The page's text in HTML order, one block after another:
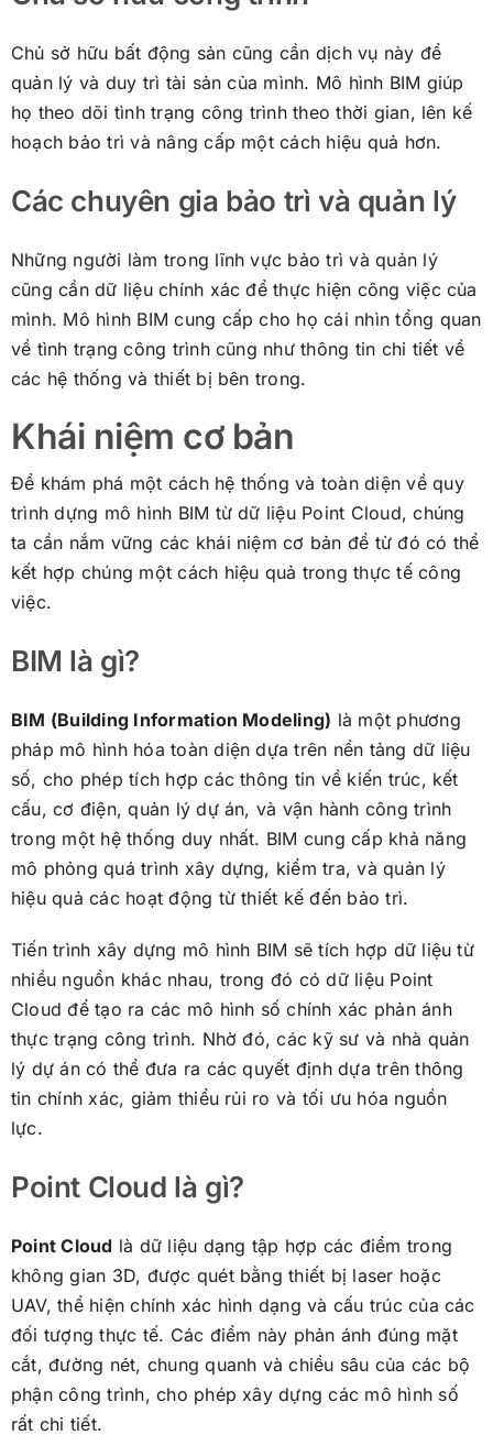
Chủ sở hữu bất động sản cũng cần dịch vụ này để
quản lý và duy trì tài sản của mình. Mô hình BIM giúp
họ theo dõi tình trạng công trình theo thời gian, lên kế
hoạch bảo trì và nâng cấp một cách hiệu quả hơn.
Các chuyên gia bảo trì và quản lý
Những người làm trong lĩnh vực bảo trì và quản lý
cũng cần dữ liệu chính xác để thực hiện công việc của
mình. Mô hình BIM cung cấp cho họ cái nhìn tổng quan
về tình trạng công trình cũng như thông tin chi tiết về
các hệ thống và thiết bị bên trong.
Khái niệm cơ bản
Để khám phá một cách hệ thống và toàn diện về quy
trình dựng mô hình BIM từ dữ liệu Point Cloud, chúng
ta cần nắm vững các khái niệm cơ bản để từ đó có thể
kết hợp chúng một cách hiệu quả trong thực tế công
việc.
BIM là gì?
BIM (Building Information Modeling) là một phương
pháp mô hình hóa toàn diện dựa trên nền tảng dữ liệu
số, cho phép tích hợp các thông tin về kiến trúc, kết
cấu, cơ điện, quản lý dự án, và vận hành công trình
trong một hệ thống duy nhất. BIM cung cấp khả năng
mô phỏng quá trình xây dựng, kiểm tra, và quản lý
hiệu quả các hoạt động từ thiết kế đến bảo trì.
Tiến trình xây dựng mô hình BIM sẽ tích hợp dữ liệu từ
nhiều nguồn khác nhau, trong đó có dữ liệu Point
Cloud để tạo ra các mô hình số chính xác phản ánh
thực trạng công trình. Nhờ đó, các kỹ sư và nhà quản
lý dự án có thể đưa ra các quyết định dựa trên thông
tin chính xác, giảm thiểu rủi ro và tối ưu hóa nguồn
lực.
Point Cloud là gì?
Point Cloud là dữ liệu dạng tập hợp các điểm trong
không gian 3D, được quét bằng thiết bị laser hoặc
UAV, thể hiện chính xác hình dạng và cấu trúc của các
đối tượng thực tế. Các điểm này phản ánh đúng mặt
cắt, đường nét, chung quanh và chiều sâu của các bộ
phận công trình, cho phép xây dựng các mô hình số
rất chi tiết.